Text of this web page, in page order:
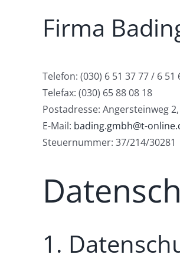
Firma
Telefon: (030) 6 51 37 77 / 6 51
Telefax: (030) 65 88 08 18
Postadresse: Angersteinweg
E-Mail: bading.gmbh@t-
Steuernummer: 37/214/30281
1.